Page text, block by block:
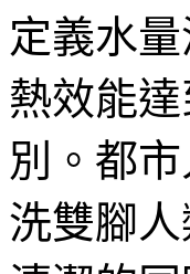
定義水
熱效能
別。都
洗雙腳